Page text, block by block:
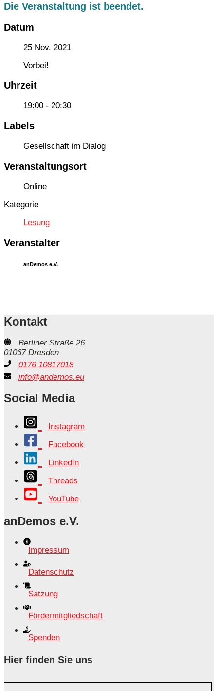
Die Veranstaltung ist beendet.
Datum
25 Nov. 2021
Vorbei!
Uhrzeit
19:00 - 20:30
Labels
Gesellschaft im Dialog
Veranstaltungsort
Online
Kategorie
Lesung
Veranstalter
anDemos e.V.
Kontakt
Berliner Straße 26
01067 Dresden
0176 10817018
info@andemos.eu
Social Media
Instagram
Facebook
LinkedIn
Threads
YouTube
anDemos e.V.
Impressum
Datenschutz
Satzung
Fördermitgliedschaft
Spenden
Hier finden Sie uns